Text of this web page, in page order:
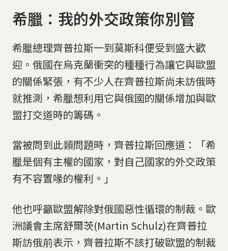
希臘：我的外交政策你別管
希臘總理齊普拉斯一到莫斯科便受到盛大歡
迎。俄國在烏克蘭衝突的種種行為讓它與歐盟
的關係緊張，有不少人在齊普拉斯尚未訪俄時
就推測，希臘想利用它與俄國的關係增加與歐
盟打交道時的籌碼。
當被問到此類問題時，齊普拉斯回應道：「希
臘是個有主權的國家，對自己國家的外交政策
有不容置喙的權利。」
他也呼籲歐盟解除對俄國惡性循環的制裁。歐
洲議會主席舒爾茨(Martin Schulz)在齊普拉
斯訪俄前表示，齊普拉斯不該打破歐盟的制裁